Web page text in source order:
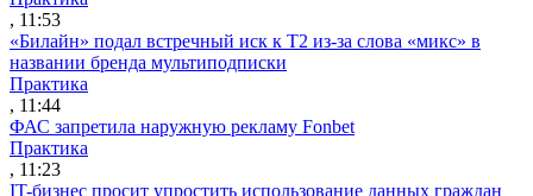
, 11:53
«Билайн» подал встречный иск к Т2 из-за слова «микс» в
названии бренда мультиподписки
Практика
, 11:44
ФАС запретила наружную рекламу Fonbet
Практика
, 11:23
IT-бизнес просит упростить использование данных граждан